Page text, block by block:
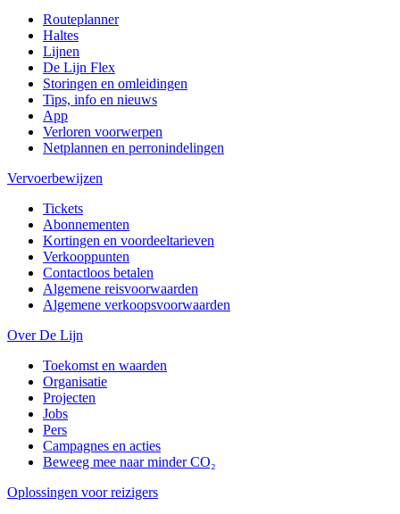
Routeplanner
Haltes
Lijnen
De Lijn Flex
Storingen en omleidingen
Tips, info en nieuws
App
Verloren voorwerpen
Netplannen en perronindelingen
Vervoerbewijzen
Tickets
Abonnementen
Kortingen en voordeeltarieven
Verkooppunten
Contactloos betalen
Algemene reisvoorwaarden
Algemene verkoopsvoorwaarden
Over De Lijn
Toekomst en waarden
Organisatie
Projecten
Jobs
Pers
Campagnes en acties
Beweeg mee naar minder CO₂
Oplossingen voor reizigers